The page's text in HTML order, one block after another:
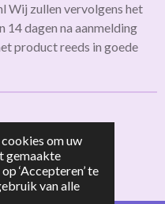
om uw
gemaakte
‘Accepteren’ te
van alle
Wij zullen vervolgens het
dagen na aanmelding
product reeds in goede
voorwaarden